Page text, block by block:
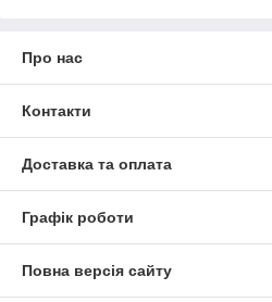
Про нас
Контакти
Доставка та оплата
Графік роботи
Повна версія сайту